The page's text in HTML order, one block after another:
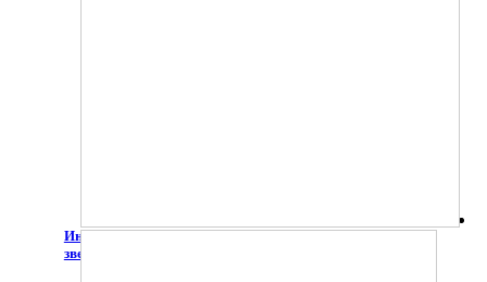
Инклюзивный творческий фестиваль молодёжи "Зажги
звезду добра"